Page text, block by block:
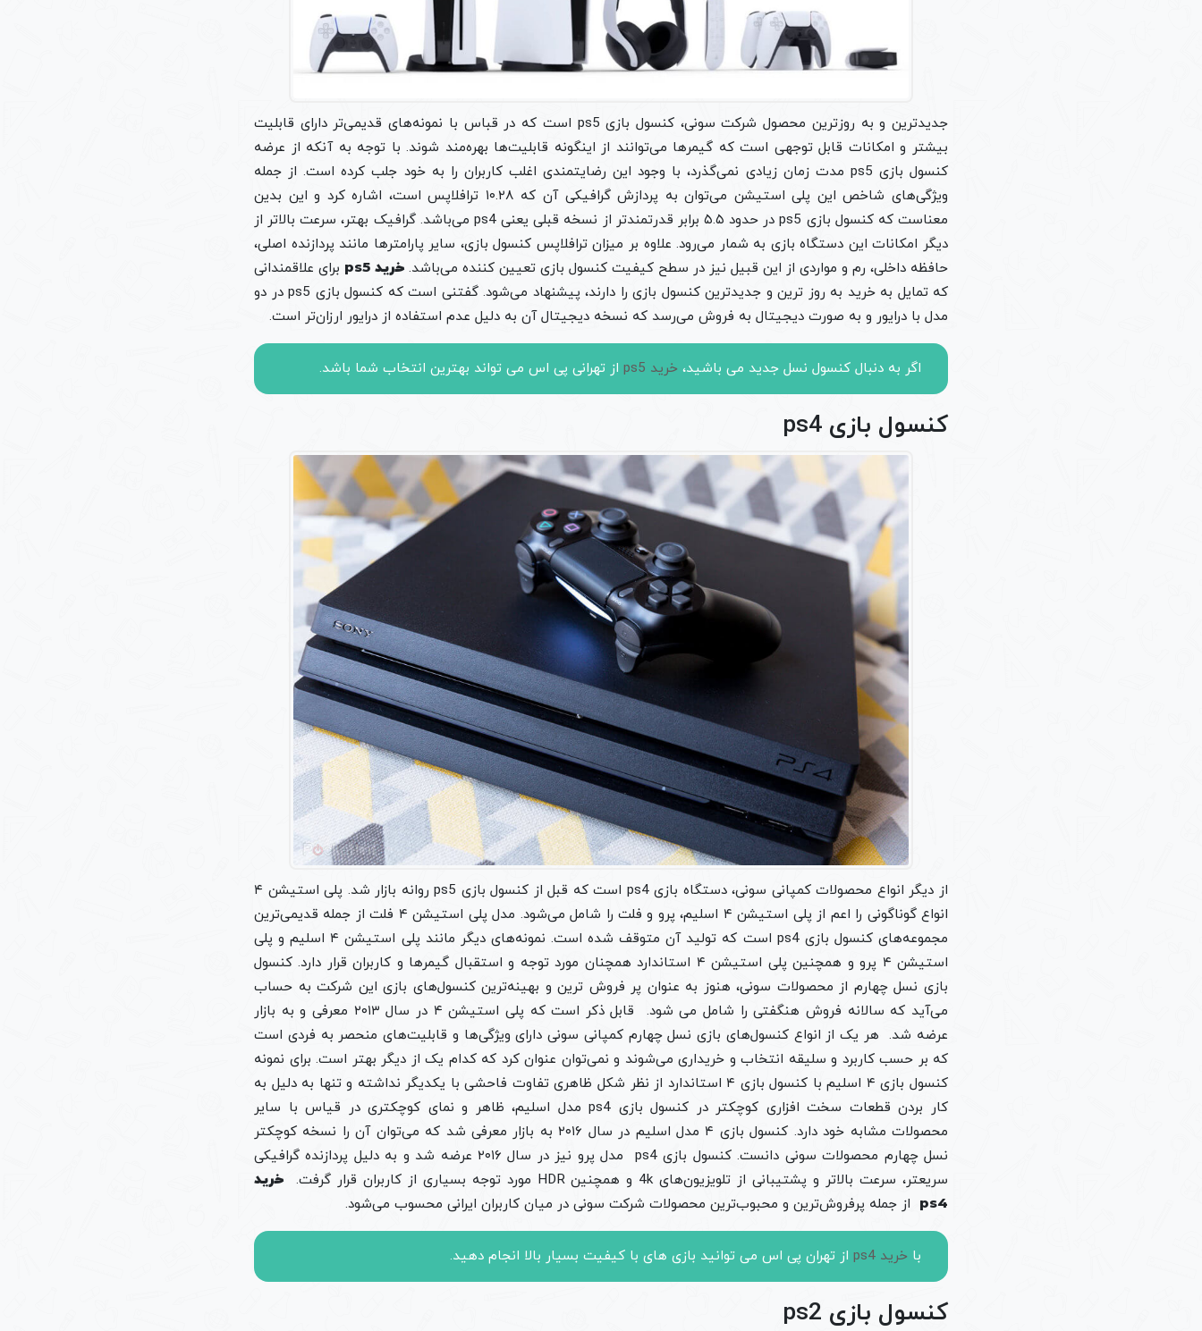
جدیدترین و به روزترین محصول شرکت سونی، کنسول بازی ps5 است که در قباس با نمونه‌های قدیمی‌تر دارای قابلیت
بیشتر و امکانات قابل توجهی است که گیمرها می‌توانند از اینگونه قابلیت‌ها بهره‌مند شوند. با توجه به آنکه از عرضه
کنسول بازی ps5 مدت زمان زیادی نمی‌گذرد، با وجود این رضایتمندی اغلب کاربران را به خود جلب کرده است. از جمله
ویژگی‌های شاخص این پلی استیشن می‌توان به پردازش گرافیکی آن که ۱۰.۲۸ ترافلاپس است، اشاره کرد و این بدین
معناست که کنسول بازی ps5 در حدود ۵.۵ برابر قدرتمندتر از نسخه قبلی یعنی ps4 می‌باشد. گرافیک بهتر، سرعت بالاتر از
دیگر امکانات این دستگاه بازی به شمار می‌رود. علاوه بر میزان ترافلاپس کنسول بازی، سایر پارامترها مانند پردازنده اصلی،
حافظه داخلی، رم و مواردی از این قبیل نیز در سطح کیفیت کنسول بازی تعیین کننده می‌باشد. خرید ps5
برای علاقمندانی
که تمایل به خرید به روز ترین و جدیدترین کنسول بازی را دارند، پیشنهاد می‌شود. گفتنی است که کنسول بازی ps5 در دو
مدل با درایور و به صورت دیجیتال به فروش می‌رسد که نسخه دیجیتال آن به دلیل عدم استفاده از درایور ارزان‌تر است.
اگر به دنبال کنسول نسل جدید می باشید، خرید ps5 از تهرانی پی اس می تواند بهترین انتخاب شما باشد.
کنسول بازی ps4
از دیگر انواع محصولات کمپانی سونی، دستگاه بازی ps4 است که قبل از کنسول بازی ps5 روانه بازار شد. پلی استیشن ۴
انواع گوناگونی را اعم از پلی استیشن ۴ اسلیم، پرو و فلت را شامل می‌شود. مدل پلی استیشن ۴ فلت از جمله قدیمی‌ترین
مجموعه‌های کنسول بازی ps4 است که تولید آن متوقف شده است. نمونه‌های دیگر مانند پلی استیشن ۴ اسلیم و پلی
استیشن ۴ پرو و همچنین پلی استیشن ۴ استاندارد همچنان مورد توجه و استقبال گیمرها و کاربران قرار دارد. کنسول
بازی نسل چهارم از محصولات سونی، هنوز به عنوان پر فروش ترین و بهینه‌ترین کنسول‌های بازی این شرکت به حساب
می‌آید که سالانه فروش هنگفتی را شامل می شود. قابل ذکر است که پلی استیشن ۴ در سال ۲۰۱۳ معرفی و به بازار
عرضه شد. هر یک از انواع کنسول‌های بازی نسل چهارم کمپانی سونی دارای ویژگی‌ها و قابلیت‌های منحصر به فردی است
که بر حسب کاربرد و سلیقه انتخاب و خریداری می‌شوند و نمی‌توان عنوان کرد که کدام یک از دیگر بهتر است. برای نمونه
کنسول بازی ۴ اسلیم با کنسول بازی ۴ استاندارد از نظر شکل ظاهری تفاوت فاحشی با یکدیگر نداشته و تنها به دلیل به
کار بردن قطعات سخت افزاری کوچکتر در کنسول بازی ps4 مدل اسلیم، ظاهر و نمای کوچکتری در قیاس با سایر
محصولات مشابه خود دارد. کنسول بازی ۴ مدل اسلیم در سال ۲۰۱۶ به بازار معرفی شد که می‌توان آن را نسخه کوچکتر
نسل چهارم محصولات سونی دانست. کنسول بازی ps4 مدل پرو نیز در سال ۲۰۱۶ عرضه شد و به دلیل پردازنده گرافیکی
سریعتر، سرعت بالاتر و پشتیبانی از تلویزیون‌های 4k و همچنین HDR مورد توجه بسیاری از کاربران قرار گرفت.
خرید
ps4 از جمله پرفروش‌ترین و محبوب‌ترین محصولات شرکت سونی در میان کاربران ایرانی محسوب می‌شود.
با خرید ps4 از تهران پی اس می توانید بازی های با کیفیت بسیار بالا انجام دهید.
کنسول بازی ps2